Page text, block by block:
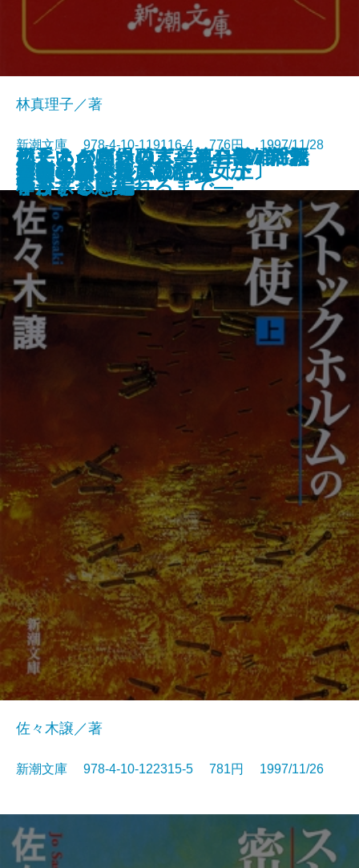
火車
再生の朝
燃えあがる緑の木―第二部 揺れ
動く―
不実な美女か貞淑な醜女か
燃えあがる緑の木―第一部 「救
い主」が殴られるまで―
薬指の標本
こころの声を聴く―河合隼雄対話
集―
予告された殺人の記録
空の色紙
素晴らしき家族旅行
林真理子／著
新潮文庫 978-4-10-119116-4 776円 1997/11/28
ストックホルムの密使〔上〕
佐々木譲／著
新潮文庫 978-4-10-122315-5 781円 1997/11/26
ストックホルムの密使〔下〕
雀の手帖
人びとのかたち
ムーン・パレス
晏子〔三〕
晏子〔四〕
両手いっぱいの言葉―413のアフ
ォリズム―
ねじまき鳥クロニクル―第1部 泥
棒かささぎ編―
ねじまき鳥クロニクル―第2部
予言する鳥編―